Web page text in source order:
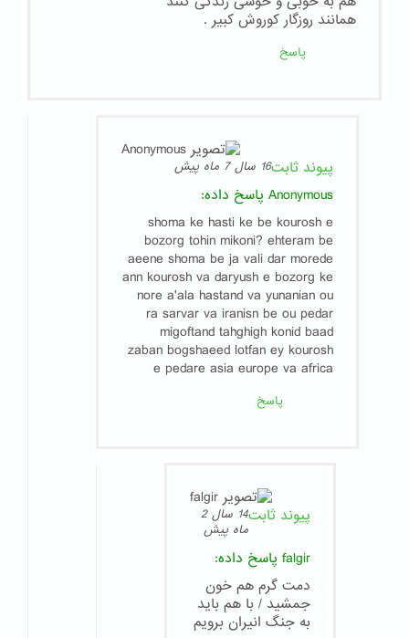
همانند روزگار کوروش کبیر .
پاسخ
پیوند ثابت16 سال 7 ماه پیش
Anonymous پاسخ داده:
shoma ke hasti ke be kourosh e
bozorg tohin mikoni? ehteram be
aeene shoma be ja vali dar morede
ann kourosh va daryush e bozorg ke
nore a'ala hastand va yunanian ou
ra sarvar va iranisn be ou pedar
migoftand tahghigh konid baad
zaban bogshaeed lotfan ey kourosh
e pedare asia europe va africa
پاسخ
پیوند ثابت
14 سال 2
ماه پیش
falgir پاسخ داده:
دمت گرم هم خون
جمشید / با هم باید
به جنگ انیران برویم